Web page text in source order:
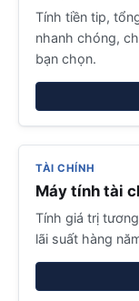
Tính tiền tip,
nhanh chóng,
bạn chọn.
TÀI CHÍNH
Máy tính tài
Tính giá trị
lãi suất hàng